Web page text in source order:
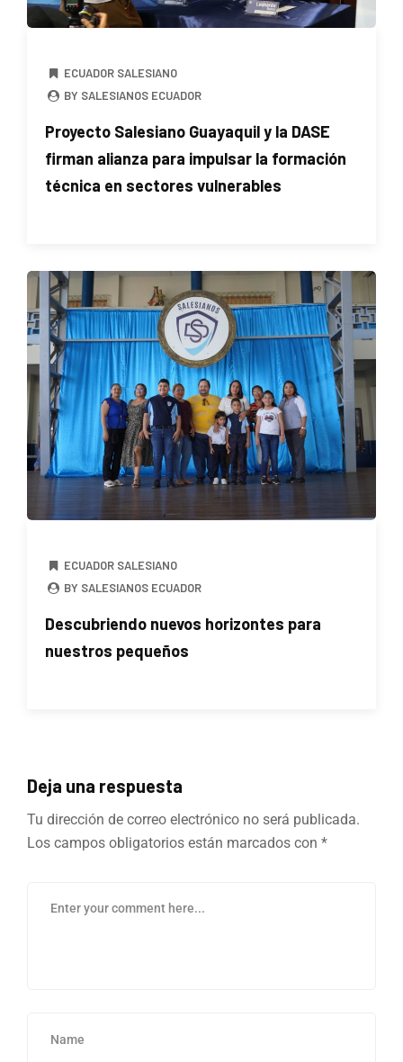
ECUADOR SALESIANO
BY SALESIANOS ECUADOR
Proyecto Salesiano Guayaquil y la DASE
firman alianza para impulsar la formación
técnica en sectores vulnerables
ECUADOR SALESIANO
BY SALESIANOS ECUADOR
Descubriendo nuevos horizontes para
nuestros pequeños
Deja una respuesta
Tu dirección de correo electrónico no será publicada.
Los campos obligatorios están marcados con *